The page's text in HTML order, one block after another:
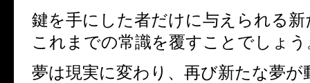
鍵を手にした者だけに与えられる
これまでの常識を覆すことでしょう
夢は現実に変わり、再び新たな夢が